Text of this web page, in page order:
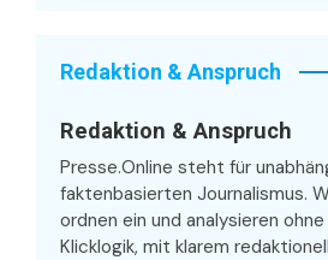
Redaktion & Anspruch
Redaktion & Anspruch
Presse.Online steht für
faktenbasierten Journalismus.
ordnen ein und analysieren
Klicklogik, mit klarem